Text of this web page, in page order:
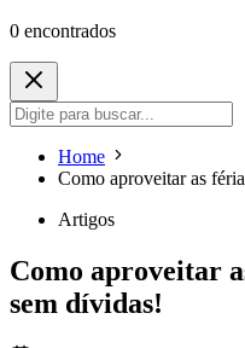
0 encontrados
Home
Como aproveitar as
Artigos
Como aproveitar
sem dívidas!